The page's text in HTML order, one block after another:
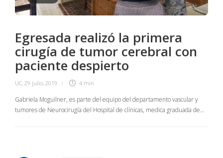
Egresada realizó la primera
cirugía de tumor cerebral con
paciente despierto
UC, 29 julio, 2019 4 min
Gabriela Moguilner, es parte del equipo del departamento vascular y
tumores de Neurocirugía del Hospital de clínicas, medica graduada de…